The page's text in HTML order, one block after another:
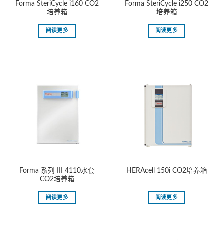
Forma SteriCycle i160 CO2
培养箱
阅读更多
Forma SteriCycle i250 CO2
培养箱
阅读更多
Forma 系列 III 4110水套
CO2培养箱
阅读更多
HERAcell 150i CO2培养箱
阅读更多